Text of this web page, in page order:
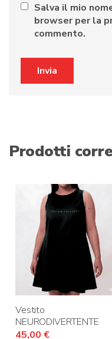
Salva il mio
browser per la
commento.
Prodotti
Vestito
NEURODIVERTENTE
45,00 €